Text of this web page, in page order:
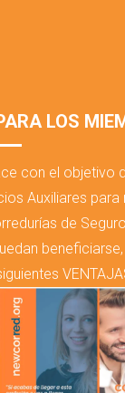
LOS
con el objetivo
Auxiliares para
de